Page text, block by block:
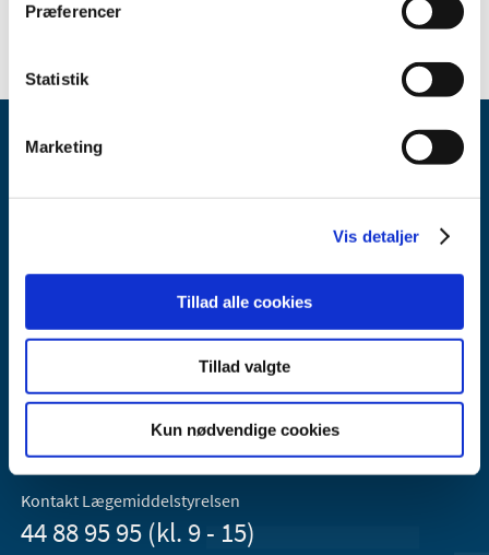
Præferencer
Statistik
Marketing
Vis detaljer
Tillad alle cookies
Tillad valgte
Kun nødvendige cookies
Lægemiddelstyrelsen
2300 København S
Lægemiddelstyrelsen er en del af
Sundheds- og Kirkeministeriet.
Kontakt Lægemiddelstyrelsen
44 88 95 95 (kl. 9 - 15)